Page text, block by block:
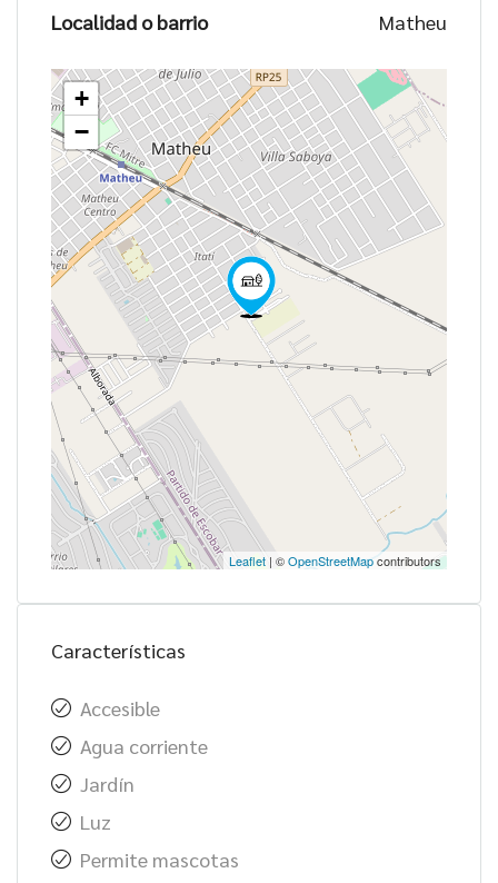
Localidad o barrio
Matheu
+
−
Leaflet | ©OpenStreetMapcontributors
Características
Accesible
Agua corriente
Jardín
Luz
Permite mascotas